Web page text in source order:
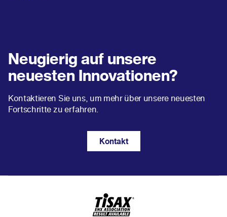
Neugierig auf unsere
neuesten Innovationen?
Kontaktieren Sie uns, um mehr über unsere neuesten
Fortschritte zu erfahren.
Kontakt